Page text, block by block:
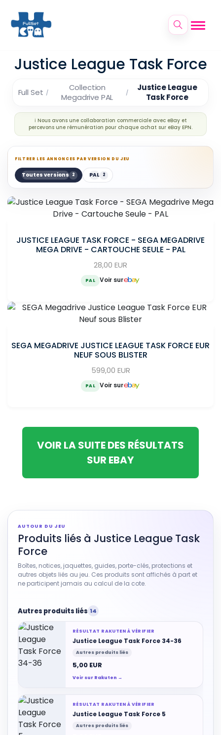
Justice League Task Force
Full Set
Collection
Megadrive PAL
Justice League
Task Force
ℹ️ Nous avons une collaboration commerciale avec eBay et
percevons une rémunération pour chaque achat sur eBay EPN.
FILTRER LES ANNONCES PAR VERSION DU JEU
Toutes versions 2 PAL 2
JUSTICE LEAGUE TASK FORCE - SEGA MEGADRIVE
MEGA DRIVE - CARTOUCHE SEULE - PAL
28,00 EUR
PAL Voir sur
SEGA MEGADRIVE JUSTICE LEAGUE TASK FORCE EUR
NEUF SOUS BLISTER
599,00 EUR
PAL Voir sur
VOIR LA SUITE DES RÉSULTATS
SUR EBAY
AUTOUR DU JEU
Produits liés à Justice League Task
Force
Boîtes, notices, jaquettes, guides, porte-clés, protections et
autres objets liés au jeu. Ces produits sont affichés à part et
ne participent jamais au calcul de la cote.
Autres produits liés 14
RÉSULTAT RAKUTEN À VÉRIFIER
Justice League Task Force 34-36
Autres produits liés
5,00 EUR
Voir sur Rakuten →
RÉSULTAT RAKUTEN À VÉRIFIER
Justice League Task Force 5
Autres produits liés